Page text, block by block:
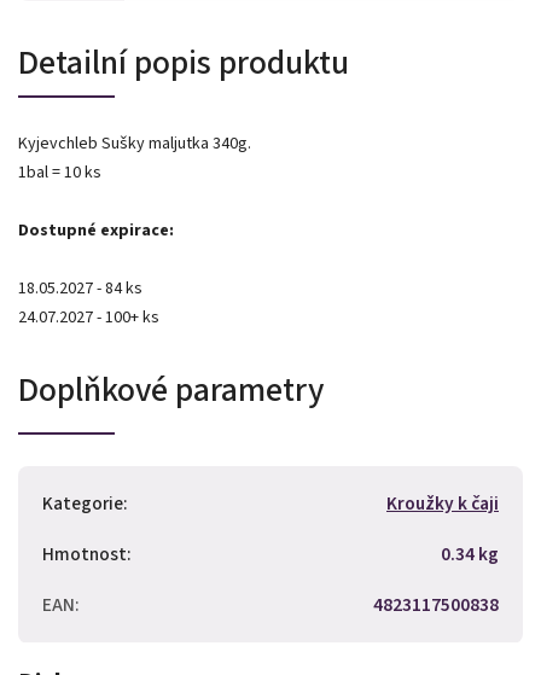
Detailní popis produktu
Kyjevchleb Sušky maljutka 340g.
1bal = 10 ks
Dostupné expirace:
18.05.2027 - 84 ks
24.07.2027 - 100+ ks
Doplňkové parametry
Kategorie:
Kroužky k čaji
Hmotnost:
0.34 kg
EAN: 4823117500838